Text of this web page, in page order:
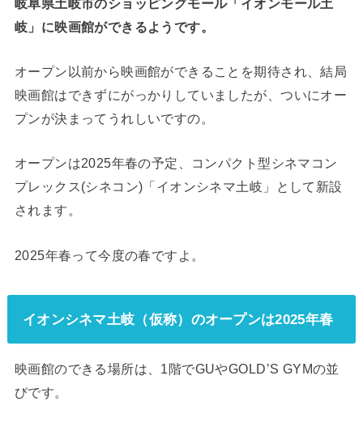
岐阜県土岐市のショッピングモール「イオンモール土
岐」に映画館ができるようです。
オープン以前から映画館ができることを期待され、結局
映画館はできずにがっかりしていましたが、ついにオー
プンが決まってうれしいですの。
オープンは2025年春の予定、コンパクト型シネマコン
プレックス(シネコン)「イオンシネマ土岐」として新設
されます。
2025年春って今度の春ですよ。
イオンシネマ土岐（仮称）のオープンは2025年春
映画館のできる場所は、1階でGUやGOLD’S GYMの並
びです。